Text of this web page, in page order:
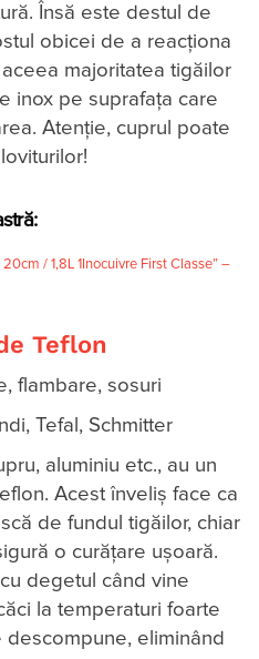
Însă este destul de
obicei de a reacționa
majoritatea tigăilor
inox pe suprafața care
Atenție, cuprul poate
/ 1,8L 1Inocuivre First Classe” –
Teflon
flambare, sosuri
Tefal, Schmitter
aluminiu etc., au un
Acest înveliș face ca
de fundul tigăilor, chiar
o curățare ușoară.
degetul când vine
la temperaturi foarte
eliminând